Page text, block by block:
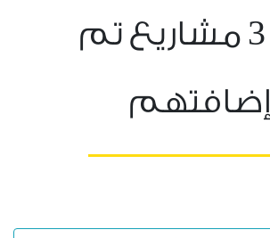
3 مشاريع تم
إضافتهم